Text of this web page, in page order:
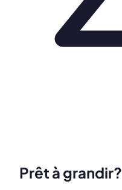
Prêt à grandir?